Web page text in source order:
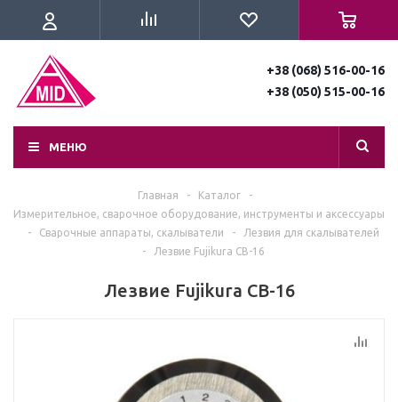
+38 (068) 516-00-16
+38 (050) 515-00-16
МЕНЮ
Главная - Каталог
-
Измерительное, сварочное оборудование, инструменты и аксессуары
-
Сварочные аппараты, скалыватели -
Лезвия для скалывателей
-
Лезвие Fujikura CB-16
Лезвие Fujikura CB-16